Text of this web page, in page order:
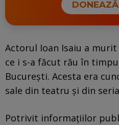
Actorul Ioan Isaiu a
ce i s-a făcut rău în
București. Acesta era
sale din teatru și din
Potrivit informațiilor